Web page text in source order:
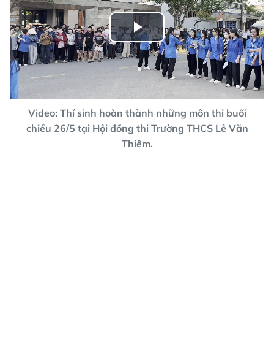
Play
Video
Video: Thí sinh hoàn thành những môn thi buổi
chiều 26/5 tại Hội đồng thi Trường THCS Lê Văn
Thiêm.